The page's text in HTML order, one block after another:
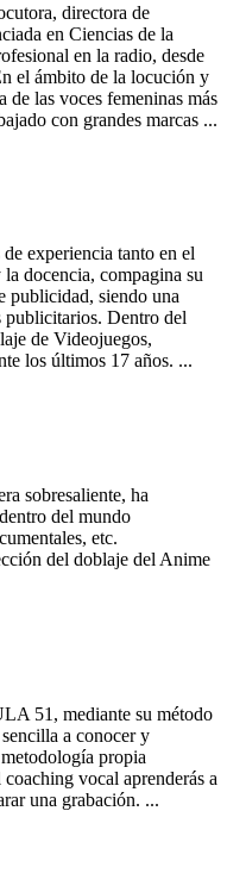
directora de
en Ciencias de la
en la radio, desde
el ámbito de la locución y
las voces femeninas más
con grandes marcas ...
experiencia tanto en el
docencia, compagina su
publicidad, siendo una
publicitarios. Dentro del
de Videojuegos,
los últimos 17 años. ...
sobresaliente, ha
del mundo
etc.
del doblaje del Anime
51, mediante su método
a conocer y
propia
vocal aprenderás a
una grabación. ...